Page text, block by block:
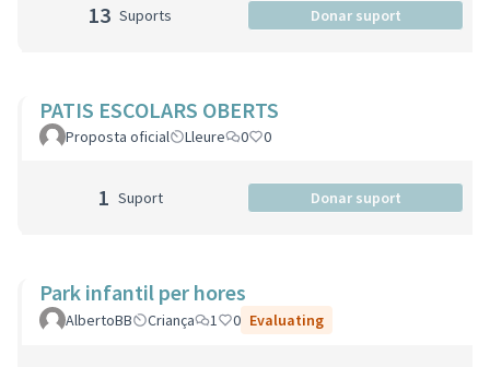
13 Suports Donar suport
PATIS ESCOLARS OBERTS
Proposta oficial Lleure 0 0
1 Suport Donar suport
Park infantil per hores
AlbertoBB Criança 1 0 Evaluating